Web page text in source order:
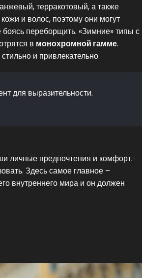
терракотовый, а также
и волос, поэтому они могут
переборщить. «Зимние» типы с
в монохромной гамме.
и привлекательно.
для выразительности.
личные предпочтения и комфорт.
Здесь самое главное –
внутреннего мира и он должен